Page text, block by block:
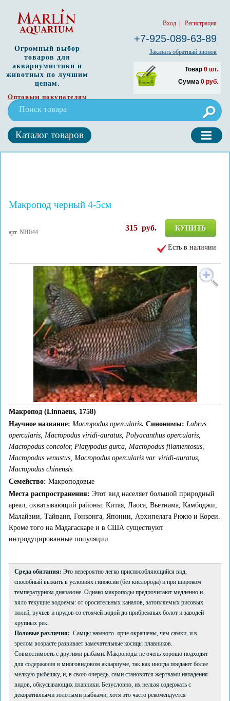
Вход Регистрация
+7-925-089-63-89
Заказать обратный звонок
Товар 0 шт.
Сумма 0 руб.
Огромный выбор
товаров для
аквариумистики и
животных по лучшим
ценам.
Оптовым покупателям
Каталог товаров
Макропод черный 4-5см
арт. NH044 КУПИТЬ
315 руб.
Есть в наличии
Макропод (Linnaeus, 1758)
Научное название: Macropodus opercularis. Синонимы: Labrus
opercularis, Macropodus viridi-auratus, Polyacanthus opercularis,
Macropodus concolor, Platypodus gurca, Macropodus filamentosus,
Macropodus venustus, Macropodus opercularis var. viridi-auratus,
Macropodus chinensis.
Семейство: Макроподовые
Места распространения: Этот вид населяет большой природный
ареал, охватывающий районы: Китая, Лаоса, Вьетнама, Камбоджи,
Малайзии, Тайваня, Гонконга, Японии, Архипелага Рюкю и Кореи.
Кроме того на Мадагаскаре и в США существуют
интродуцированные популяции.
Среда обитания: Это невероятно легко приспособляющийся вид,
способный выжить в условиях гипоксии (без кислорода) и при широком
температурном диапазоне. Однако макроподы предпочитают медленно и
вяло текущие водоемы: от оросительных каналов, затопляемых рисовых
полей, ручьев и прудов со стоячей водой до прибрежных болот и заводей
крупных рек.
Половые различия: Самцы намного ярче окрашены, чем самки, и в
зрелом возрасте развивает замечательные косицы плавников.
Совместимость с другими рыбами: Макроподы не очень хорошо подходят
для содержания в многовидовом аквариуме, так как иногда поедают более
мелкую рыбешку, и, в свою очередь, сами становятся жертвами нападения
видов, обкусывающих плавники. Безусловно, их нельзя содержать с
декоративными золотыми рыбками, хотя это часто рекомендуется